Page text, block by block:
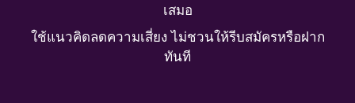
เสมอ
ใช้แนวคิดลดความเสี่ยง ไม่ชวนให้รีบสมัครหรือฝาก
ทันที